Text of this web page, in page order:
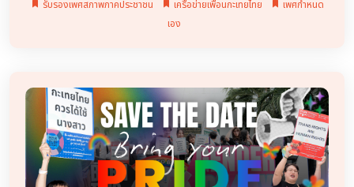
รับรองเพศสภาพภาคประชาชน
เครือข่ายเพื่อนกะเทยไทย
เพศกำหนด
เอง